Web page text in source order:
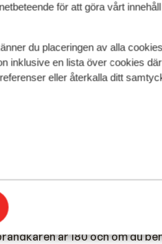
för att göra vårt
du placeringen av alla
inklusive en lista över cookies
eller återkalla ditt
vi publicerat priset för
Om du vill boka en utflykt,
höga växelkursen är det
i Egypten. Vi
de höga avgifterna för detta.
internet via din
Stäng också alltid av din
är 180 och om du